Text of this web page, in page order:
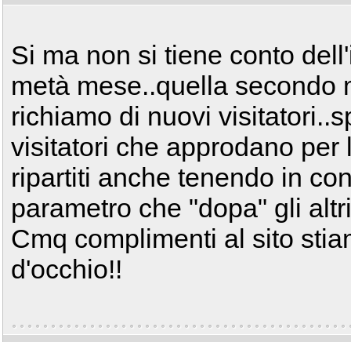
Si ma non si tiene conto
metà mese..quella secondo
richiamo di nuovi
visitatori che approdano
ripartiti anche tenendo in
parametro che "dopa" gli
Cmq complimenti al sito
d'occhio!!